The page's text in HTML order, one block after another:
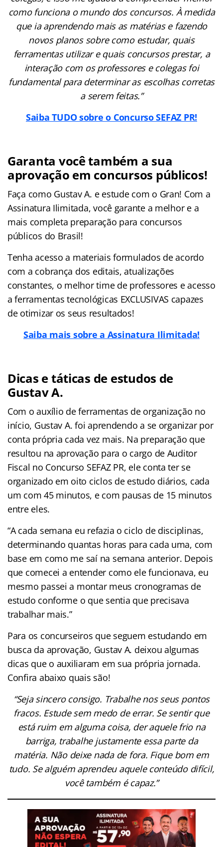
como funciona o mundo dos concursos. À medida
que ia aprendendo mais as matérias e fazendo
novos planos sobre como estudar, quais
ferramentas utilizar e quais concursos prestar, a
interação com os professores e colegas foi
fundamental para determinar as escolhas corretas
a serem feitas.”
Saiba TUDO sobre o Concurso SEFAZ PR!
Garanta você também a sua
aprovação em concursos públicos!
Faça como Gustav A. e estude com o Gran! Com a
Assinatura Ilimitada, você garante a melhor e a
mais completa preparação para concursos
públicos do Brasil!
Tenha acesso a materiais formulados de acordo
com a cobrança dos editais, atualizações
constantes, o melhor time de professores e acesso
a ferramentas tecnológicas EXCLUSIVAS capazes
de otimizar os seus resultados!
Saiba mais sobre a Assinatura Ilimitada!
Dicas e táticas de estudos de
Gustav A.
Com o auxílio de ferramentas de organização no
início, Gustav A. foi aprendendo a se organizar por
conta própria cada vez mais. Na preparação que
resultou na aprovação para o cargo de Auditor
Fiscal no Concurso SEFAZ PR, ele conta ter se
organizado em oito ciclos de estudo diários, cada
um com 45 minutos, e com pausas de 15 minutos
entre eles.
“A cada semana eu refazia o ciclo de disciplinas,
determinando quantas horas para cada uma, com
base em como me saí na semana anterior. Depois
que comecei a entender como ele funcionava, eu
mesmo passei a montar meus cronogramas de
estudo conforme o que sentia que precisava
trabalhar mais.”
Para os concurseiros que seguem estudando em
busca da aprovação, Gustav A. deixou algumas
dicas que o auxiliaram em sua própria jornada.
Confira abaixo quais são!
“Seja sincero consigo. Trabalhe nos seus pontos
fracos. Estude sem medo de errar. Se sentir que
está ruim em alguma coisa, der aquele frio na
barriga, trabalhe justamente essa parte da
matéria. Não deixe nada de fora. Fique bom em
tudo. Se alguém aprendeu aquele conteúdo difícil,
você também é capaz.”